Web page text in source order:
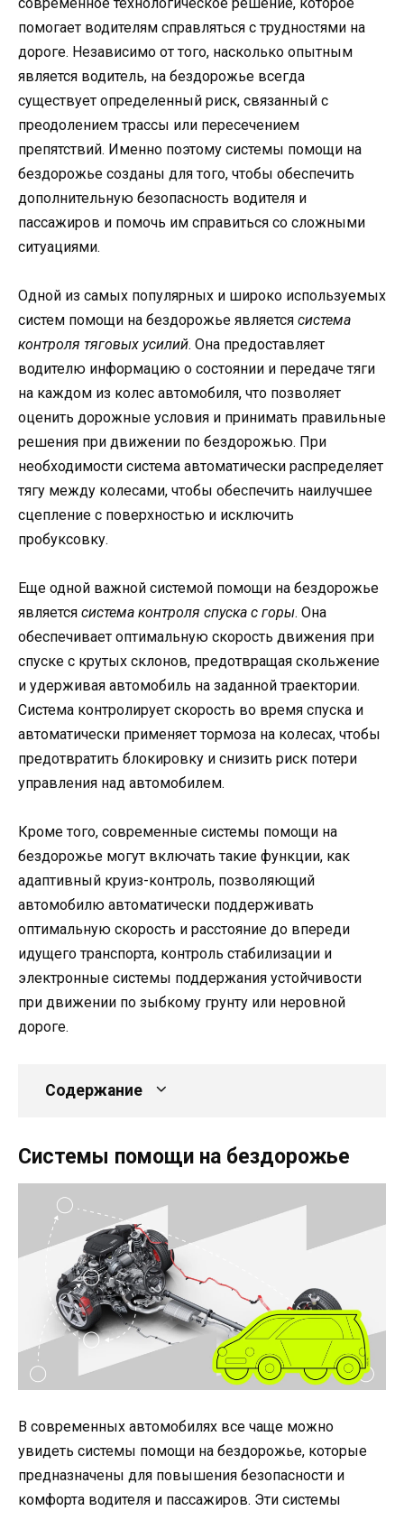
помогает водителям справляться с трудностями на
дороге. Независимо от того, насколько опытным
является водитель, на бездорожье всегда
существует определенный риск, связанный с
преодолением трассы или пересечением
препятствий. Именно поэтому системы помощи на
бездорожье созданы для того, чтобы обеспечить
дополнительную безопасность водителя и
пассажиров и помочь им справиться со сложными
ситуациями.
Одной из самых популярных и широко используемых
систем помощи на бездорожье является система
контроля тяговых усилий. Она предоставляет
водителю информацию о состоянии и передаче тяги
на каждом из колес автомобиля, что позволяет
оценить дорожные условия и принимать правильные
решения при движении по бездорожью. При
необходимости система автоматически распределяет
тягу между колесами, чтобы обеспечить наилучшее
сцепление с поверхностью и исключить
пробуксовку.
Еще одной важной системой помощи на бездорожье
является система контроля спуска с горы. Она
обеспечивает оптимальную скорость движения при
спуске с крутых склонов, предотвращая скольжение
и удерживая автомобиль на заданной траектории.
Система контролирует скорость во время спуска и
автоматически применяет тормоза на колесах, чтобы
предотвратить блокировку и снизить риск потери
управления над автомобилем.
Кроме того, современные системы помощи на
бездорожье могут включать такие функции, как
адаптивный круиз-контроль, позволяющий
автомобилю автоматически поддерживать
оптимальную скорость и расстояние до впереди
идущего транспорта, контроль стабилизации и
электронные системы поддержания устойчивости
при движении по зыбкому грунту или неровной
дороге.
Содержание
Системы помощи на бездорожье
В современных автомобилях все чаще можно
увидеть системы помощи на бездорожье, которые
предназначены для повышения безопасности и
комфорта водителя и пассажиров. Эти системы